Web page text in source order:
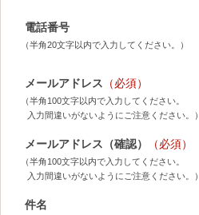
電話番号
（半角20文字以内で入力してください。）
メールアドレス （必須）
（半角100文字以内で入力してください。
入力間違いがないようにご注意ください。）
メールアドレス（確認） （必須）
（半角100文字以内で入力してください。
入力間違いがないようにご注意ください。）
件名